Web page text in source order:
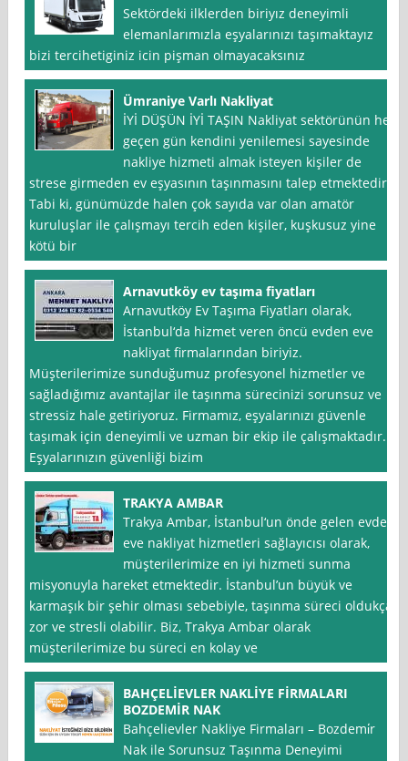
Sektördeki ilklerden biriyız deneyimli
elemanlarımızla eşyalarınızı taşımaktayız
bizi tercihetiginiz icin pişman olmayacaksınız
Ümraniye Varlı Nakliyat
İYİ DÜŞÜN İYİ TAŞIN Nakliyat sektörünün her
geçen gün kendini yenilemesi sayesinde
nakliye hizmeti almak isteyen kişiler de
strese girmeden ev eşyasının taşınmasını talep etmektedir.
Tabi ki, günümüzde halen çok sayıda var olan amatör
kuruluşlar ile çalışmayı tercih eden kişiler, kuşkusuz yine
kötü bir
Arnavutköy ev taşıma fiyatları
Arnavutköy Ev Taşıma Fiyatları olarak,
İstanbul‘da hizmet veren öncü evden eve
nakliyat firmalarından biriyiz.
Müşterilerimize sunduğumuz profesyonel hizmetler ve
sağladığımız avantajlar ile taşınma sürecinizi sorunsuz ve
stressiz hale getiriyoruz. Firmamız, eşyalarınızı güvenle
taşımak için deneyimli ve uzman bir ekip ile çalışmaktadır.
Eşyalarınızın güvenliği bizim
TRAKYA AMBAR
Trakya Ambar, İstanbul‘un önde gelen evden
eve nakliyat hizmetleri sağlayıcısı olarak,
müşterilerimize en iyi hizmeti sunma
misyonuyla hareket etmektedir. İstanbul’un büyük ve
karmaşık bir şehir olması sebebiyle, taşınma süreci oldukça
zor ve stresli olabilir. Biz, Trakya Ambar olarak
müşterilerimize bu süreci en kolay ve
BAHÇELİEVLER NAKLİYE FİRMALARI
BOZDEMİR NAK
Bahçelievler Nakliye Firmaları – Bozdemi̇r
Nak ile Sorunsuz Taşınma Deneyimi